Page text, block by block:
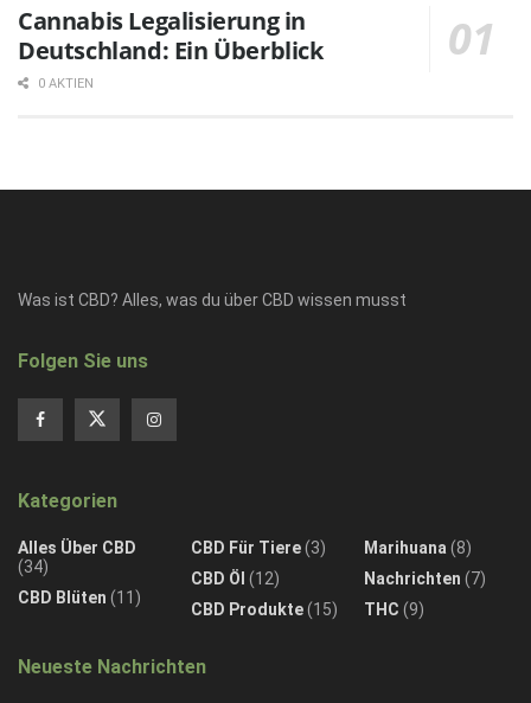
Cannabis Legalisierung in
Deutschland: Ein Überblick
0 AKTIEN
Was ist CBD? Alles, was du über CBD wissen musst
Folgen Sie uns
Kategorien
Alles Über CBD
(34)
CBD Blüten (11)
CBD Für Tiere(3)
CBD Öl (12)
CBD Produkte(15)
Marihuana(8)
Nachrichten (7)
THC (9)
Neueste Nachrichten